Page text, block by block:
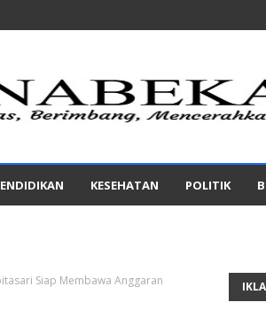
KESEHATAN POLITIK
Siap Membawa Anggaran